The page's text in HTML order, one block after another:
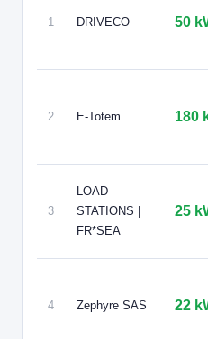
1 DRIVECO 50
2 E-Totem 180
3
LOAD
STATIONS |
FR*SEA
25
4 Zephyre SAS 22